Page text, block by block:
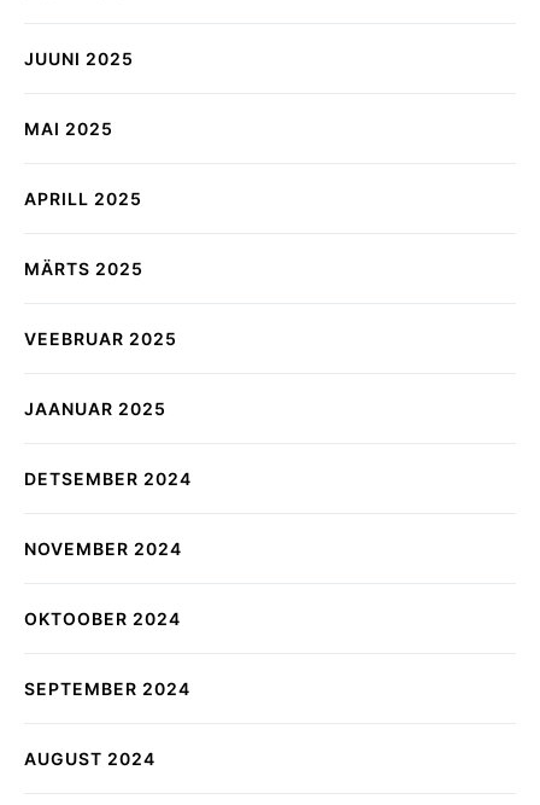
JUUNI 2025
MAI 2025
APRILL 2025
MÄRTS 2025
VEEBRUAR 2025
JAANUAR 2025
DETSEMBER 2024
NOVEMBER 2024
OKTOOBER 2024
SEPTEMBER 2024
AUGUST 2024